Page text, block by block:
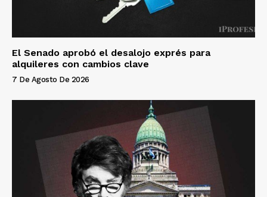
El Senado aprobó el desalojo exprés para
alquileres con cambios clave
7 De Agosto De 2026